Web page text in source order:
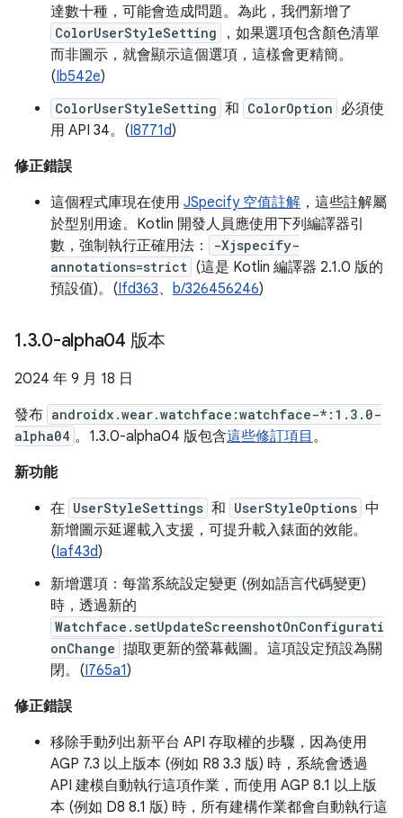
達數十種，可能會造成問題。為此，我們新增了
ColorUserStyleSetting
，如果選項包含顏色清單
而非圖示，就會顯示這個選項，這樣會更精簡。
(Ib542e)
ColorUserStyleSetting 和 ColorOption 必須使
用 API 34。(I8771d)
修正錯誤
這個程式庫現在使用 JSpecify 空值註解 ，這些註解屬
於型別用途。Kotlin 開發人員應使用下列編譯器引
數，強制執行正確用法：
-Xjspecify-
annotations=strict (這是 Kotlin 編譯器 2.1.0 版的
預設值)。(Ifd363、 b/326456246)
1.3.0-alpha04 版本
2024 年 9 月 18 日
發布 androidx.wear.watchface:watchface-*:1.3.0-
alpha04 。1.3.0-alpha04 版包含這些修訂項目 。
新功能
在 UserStyleSettings 和 UserStyleOptions 中
新增圖示延遲載入支援，可提升載入錶面的效能。
(Iaf43d)
新增選項：每當系統設定變更 (例如語言代碼變更)
時，透過新的
Watchface.setUpdateScreenshotOnConfigurati
onChange 擷取更新的螢幕截圖。這項設定預設為關
閉。(I765a1)
修正錯誤
移除手動列出新平台 API 存取權的步驟，因為使用
AGP 7.3 以上版本 (例如 R8 3.3 版) 時，系統會透過
API 建模自動執行這項作業，而使用 AGP 8.1 以上版
本 (例如 D8 8.1 版) 時，所有建構作業都會自動執行這